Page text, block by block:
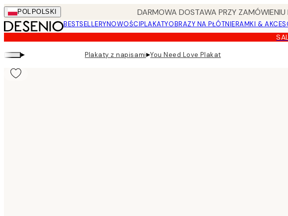
Skip
to
main
content.
POL POLSKI DARMOWA DOSTAWA PRZY
BESTSELLERYNOWOŚCIPLAKATYOBRAZY NA PŁÓTNIERAMKI &
▸ Plakaty z napisami▸You Need Love Plakat